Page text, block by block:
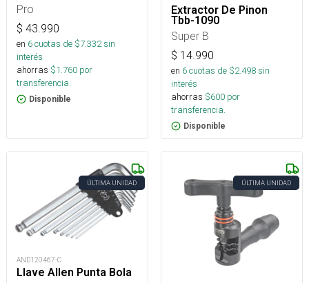
Pro
$ 43.990
en 6cuotas de $7.332sin
interés
ahorras $1.760 por
transferencia.
Disponible
Extractor De Pinon
Tbb-1090
Super B
$ 14.990
en 6cuotas de $2.498sin
interés
ahorras $600 por
transferencia.
Disponible
ÚLTIMA UNIDAD
AND120467-C
Llave Allen Punta Bola
ÚLTIMA UNIDAD